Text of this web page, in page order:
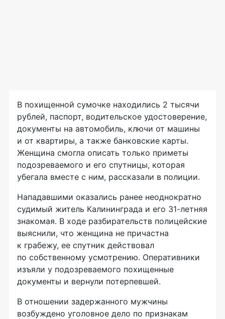
В похищенной сумочке находились 2 тысячи
рублей, паспорт, водительское удостоверение,
документы на автомобиль, ключи от машины
и от квартиры, а также банковские карты.
Женщина смогла описать только приметы
подозреваемого и его спутницы, которая
убегала вместе с ним, рассказали в полиции.
Нападавшими оказались ранее неоднократно
судимый житель Калининграда и его 31-летняя
знакомая. В ходе разбирательств полицейские
выяснили, что женщина не причастна
к грабежу, ее спутник действовал
по собственному усмотрению. Оперативники
изъяли у подозреваемого похищенные
документы и вернули потерпевшей.
В отношении задержанного мужчины
возбуждено уголовное дело по признакам